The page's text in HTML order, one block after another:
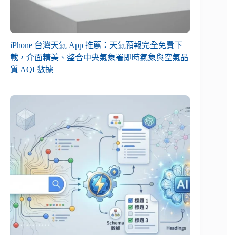
iPhone 台灣天氣 App 推薦：天氣預報完全免費下
載，介面精美、整合中央氣象署即時氣象與空氣品
質 AQI 數據